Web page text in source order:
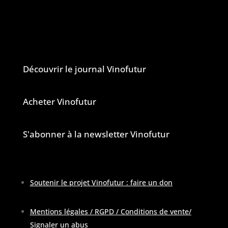
Découvrir le journal Vinofutur
Acheter Vinofutur
S'abonner à la newsletter Vinofutur
Soutenir le projet Vinofutur : faire un don
Mentions légales / RGPD / Conditions de vente/
Signaler un abus